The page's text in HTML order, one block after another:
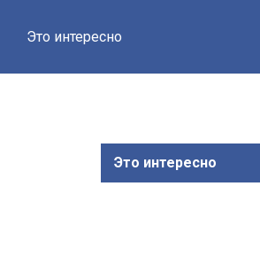
Это интересно
Это интересно